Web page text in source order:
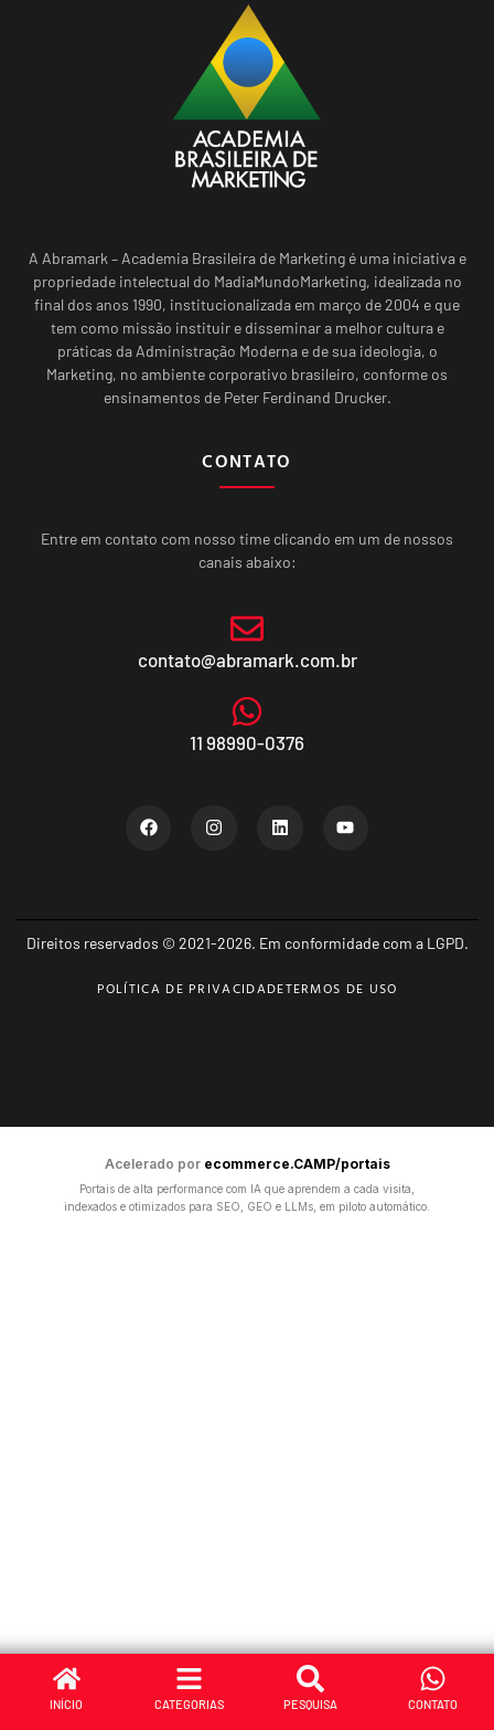
INÍCIO CATEGORIAS PESQUISA CONTATO
A Abramark – Academia Brasileira de Marketing é uma iniciativa e
propriedade intelectual do MadiaMundoMarketing, idealizada no
final dos anos 1990, institucionalizada em março de 2004 e que
tem como missão instituir e disseminar a melhor cultura e
práticas da Administração Moderna e de sua ideologia, o
Marketing, no ambiente corporativo brasileiro, conforme os
ensinamentos de Peter Ferdinand Drucker.
CONTATO
Entre em contato com nosso time clicando em um de nossos
canais abaixo:
contato@abramark.com.br
11 98990-0376
Direitos reservados © 2021-2026. Em conformidade com a LGPD.
POLÍTICA DE PRIVACIDADETERMOS DE USO
Acelerado por ecommerce.CAMP/portais
Portais de alta performance com IA que aprendem a cada visita,
indexados e otimizados para SEO, GEO e LLMs, em piloto automático.